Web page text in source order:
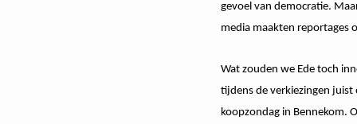
gevoel van democratie.
media maakten reportages
Wat zouden we Ede toch
tijdens de verkiezingen juist
koopzondag in Bennekom.